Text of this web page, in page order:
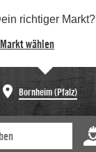
richtiger Markt?
wählen
Bornheim (Pfalz)